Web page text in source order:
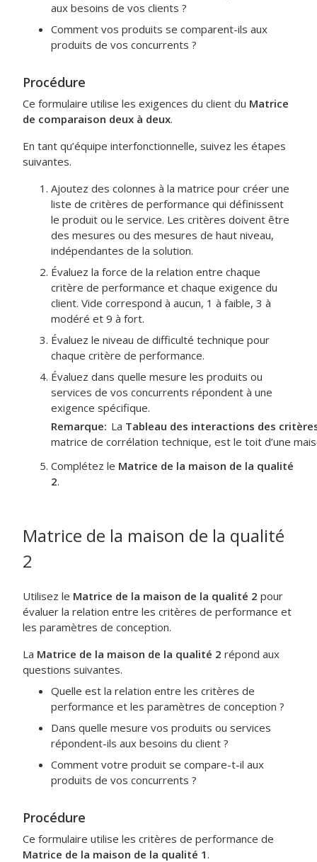
aux besoins de vos clients ?
Comment vos produits se comparent-ils aux
produits de vos concurrents ?
Procédure
Ce formulaire utilise les exigences du client du Matrice
de comparaison deux à deux.
En tant qu’équipe interfonctionnelle, suivez les étapes
suivantes.
Ajoutez des colonnes à la matrice pour créer une
liste de critères de performance qui définissent
le produit ou le service. Les critères doivent être
des mesures ou des mesures de haut niveau,
indépendantes de la solution.
Évaluez la force de la relation entre chaque
critère de performance et chaque exigence du
client. Vide correspond à aucun, 1 à faible, 3 à
modéré et 9 à fort.
Évaluez le niveau de difficulté technique pour
chaque critère de performance.
Évaluez dans quelle mesure les produits ou
services de vos concurrents répondent à une
exigence spécifique.
Remarque La Tableau des interactions des
matrice de corrélation technique, est le toit d’une
Complétez le Matrice de la maison de la qualité
2.
Matrice de la maison de la qualité
2
Utilisez le Matrice de la maison de la qualité 2 pour
évaluer la relation entre les critères de performance et
les paramètres de conception.
La Matrice de la maison de la qualité 2 répond aux
questions suivantes.
Quelle est la relation entre les critères de
performance et les paramètres de conception ?
Dans quelle mesure vos produits ou services
répondent-ils aux besoins du client ?
Comment votre produit se compare-t-il aux
produits de vos concurrents ?
Procédure
Ce formulaire utilise les critères de performance de
Matrice de la maison de la qualité 1.